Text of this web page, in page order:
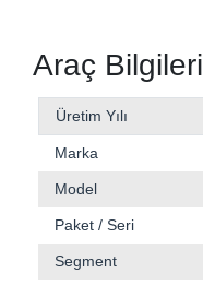
Araç Bilgileri
Üretim Yılı
Marka
Model
Paket / Seri
Segment